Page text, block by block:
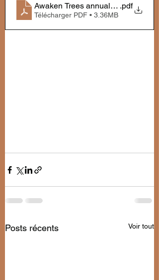
Awaken Trees annual report 2025
.pdf
Télécharger PDF • 3.36MB
Posts récents Voir tout